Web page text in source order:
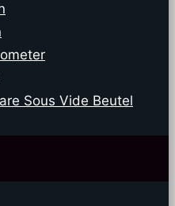
Sous Vide Beutel